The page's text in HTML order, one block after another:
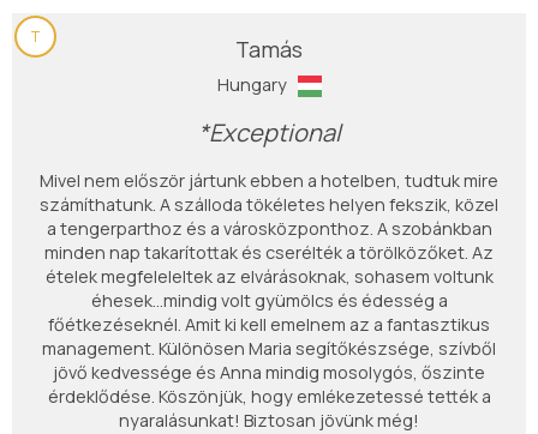
T Tamás
Hungary
*Exceptional
Mivel nem először jártunk ebben a hotelben, tudtuk mire
számíthatunk. A szálloda tökéletes helyen fekszik, közel
a tengerparthoz és a városközponthoz. A szobánkban
minden nap takarítottak és cserélték a törölközőket. Az
ételek megfeleleltek az elvárásoknak, sohasem voltunk
éhesek...mindig volt gyümölcs és édesség a
főétkezéseknél. Amit ki kell emelnem az a fantasztikus
management. Különösen Maria segítőkészsége, szívből
jövő kedvessége és Anna mindig mosolygós, őszinte
érdeklődése. Köszönjük, hogy emlékezetessé tették a
nyaralásunkat! Biztosan jövünk még!